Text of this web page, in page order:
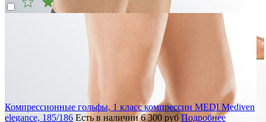
Компрессионные гольфы, 1 класс компрессии MEDI Mediven
elegance, 185/186 Есть в наличии 6 300 руб Подробнее